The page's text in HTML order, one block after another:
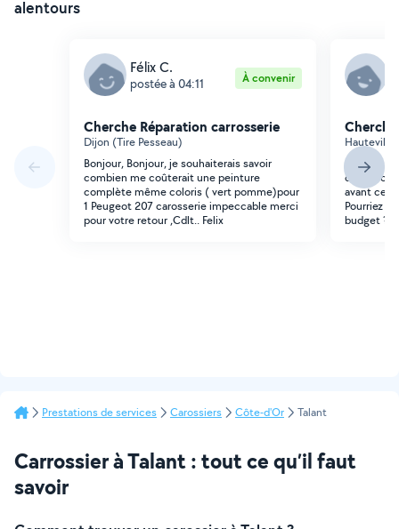
alentours
Félix C.
postée à 04:11 À convenir
Cherche Réparation carrosserie
Dijon (Tire Pesseau)
Bonjour, Bonjour, je souhaiterais savoir
combien me coûterait une peinture
complète même coloris ( vert pomme)pour
1 Peugeot 207 carosserie impeccable merci
pour votre retour ,Cdlt.. Felix
Bonjour,
d'un
avant ce
Pourriez
budget ?
Prestations de services Carossiers Côte-d'Or Talant
Carrossier à Talant : tout ce qu’il faut
savoir